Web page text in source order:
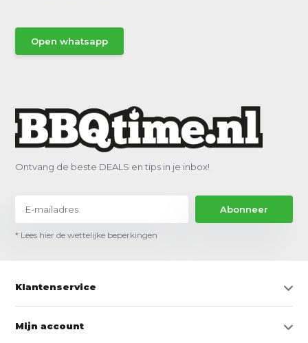
Open whatsapp
Ontvang de beste DEALS en tips in je inbox!
Abonneer
* Lees hier de wettelijke beperkingen
Klantenservice
Mijn account